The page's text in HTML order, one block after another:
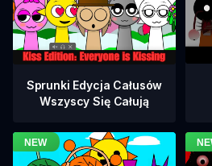
Sprunki Edycja Całusów
Wszyscy Się Całują